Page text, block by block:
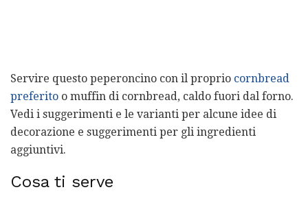
Servire questo peperoncino con il proprio cornbread
preferito o muffin di cornbread, caldo fuori dal forno.
Vedi i suggerimenti e le varianti per alcune idee di
decorazione e suggerimenti per gli ingredienti
aggiuntivi.
Cosa ti serve